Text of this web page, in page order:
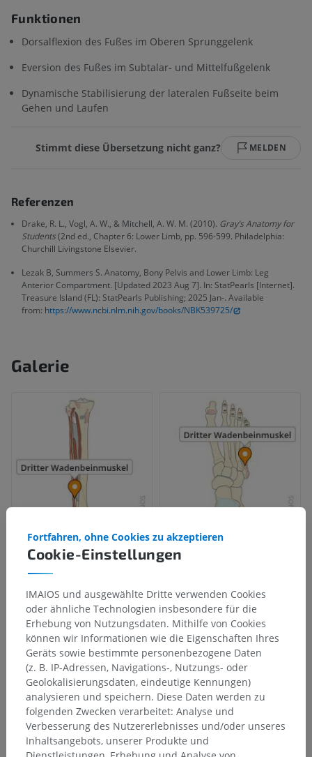
Funktionen
Dorsalflexion des Fußes im Oberen Sprunggelenk
Eversion des Fußes im Subtalar- und Mittelfußgelenk
Dynamische Stabilisierung der lateralen Fußseite beim
Gehen und Laufen
Stimmt diese Übersetzung nicht ganz? MELDEN
Referenzen
Drake, R. L., Vogl, A. W., & Mitchell, A. W. M. (2010). Gray’s Anatomy for
Students(2nd ed., Chapter 6: Lower Limb, pp. 596-599. Philadelphia:
Churchill Livingstone Elsevier.
Lezak B, Summers S. Anatomy, Bony Pelvis and Lower Limb: Leg
Anterior Compartment. [Updated 2023 Aug 7]. In: StatPearls [Internet].
Treasure Island (FL): StatPearls Publishing; 2025 Jan-. Available
from: https://www.ncbi.nlm.nih.gov/books/NBK539725/
Galerie
Cookie-Einstellungen
Fortfahren, ohne Cookies zu akzeptieren
IMAIOS und ausgewählte Dritte verwenden Cookies
oder ähnliche Technologien insbesondere für die
Erhebung von Nutzungsdaten. Mithilfe von Cookies
können wir Informationen wie die Eigenschaften Ihres
Geräts sowie bestimmte personenbezogene Daten
(z. B. IP-Adressen, Navigations-, Nutzungs- oder
Geolokalisierungsdaten, eindeutige Kennungen)
analysieren und speichern. Diese Daten werden zu
folgenden Zwecken verarbeitet: Analyse und
Verbesserung des Nutzererlebnisses und/oder unseres
Inhaltsangebots, unserer Produkte und